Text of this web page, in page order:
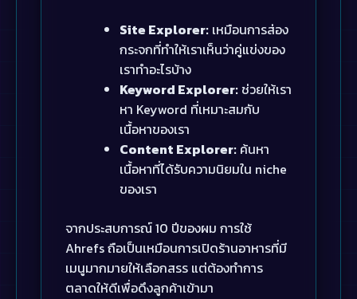
Site Explorer: เหมือนการส่อง
กระจกที่ทำให้เราเห็นว่าคู่แข่งของ
เราทำอะไรบ้าง
Keyword Explorer: ช่วยให้เรา
หา Keyword ที่เหมาะสมกับ
เนื้อหาของเรา
Content Explorer: ค้นหา
เนื้อหาที่ได้รับความนิยมใน niche
ของเรา
จากประสบการณ์ 10 ปีของผม การใช้
Ahrefs ถือเป็นเหมือนการเปิดร้านอาหารที่มี
เมนูมากมายให้เลือกสรร แต่ต้องทำการ
ตลาดให้ดีเพื่อดึงลูกค้าเข้ามา